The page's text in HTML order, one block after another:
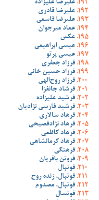
علیرضا علیزاده
علیرضا قادری
علیرضا قاسمی
عماد میرجوان
عکس
عیسی ابراهیمی
عیسی پرتو
فرزاد جعفری
فرزاد حسین خانی
فرزاد روح‌الهی
فرشاد جانفزا
فرشید علیزاده
فرشید فارسی نژادیان
فرهاد سالاری
فرهاد نژادفصیحی
فرهاد کاظمی
فرهاد کرمانشاهی
فرهنگی
فروتن باقریان
فوتبال
فوتبال، زنده روح
فوتبال، مصدوم
فوتسال